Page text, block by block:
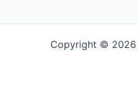
Copyright © 2026